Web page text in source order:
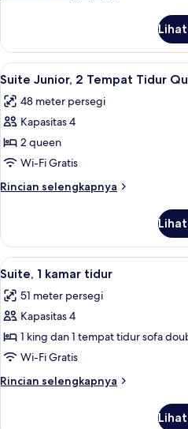
Kamar
Premium
Lihat
semua
foto
untuk
Suite
Junior,
2
Tempat
Queen
7
Suite Junior, 2 Tempat Tidur
48 meter persegi
Kapasitas 4
2 queen
Wi-Fi Gratis
Rincian selengkapnya
Rincian
Suite
Junior,
2
Tidur
Queen
Lihat
semua
foto
untuk
Suite,
1
kamar
tidur
6
Suite, 1 kamar tidur
51 meter persegi
Kapasitas 4
1 king dan 1 tempat tidur sofa
Wi-Fi Gratis
Rincian selengkapnya
Rincian